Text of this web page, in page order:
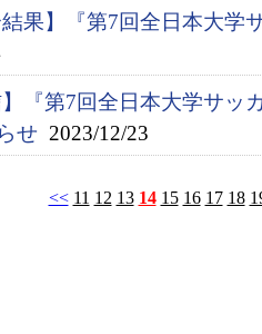
結果】『第7回全日本大学
】『第7回全日本大学サッ
せ 2023/12/23
<< 11 12 13 14 15 16 17 18